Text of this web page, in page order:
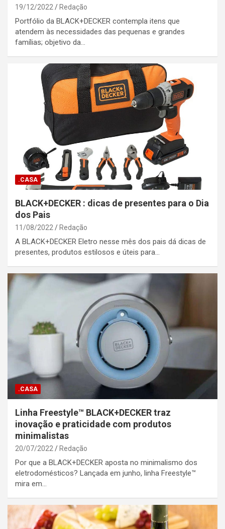
19/12/2022 Redação
Portfólio da BLACK+DECKER contempla itens que
atendem às necessidades das pequenas e grandes
famílias; objetivo da…
.CASA
BLACK+DECKER : dicas de presentes para o Dia
dos Pais
11/08/2022 Redação
A BLACK+DECKER Eletro nesse mês dos pais dá dicas de
presentes, produtos estilosos e úteis para…
.CASA
Linha Freestyle™ BLACK+DECKER traz
inovação e praticidade com produtos
minimalistas
20/07/2022 Redação
Por que a BLACK+DECKER aposta no minimalismo dos
eletrodomésticos? Lançada em junho, linha Freestyle™
mira em…